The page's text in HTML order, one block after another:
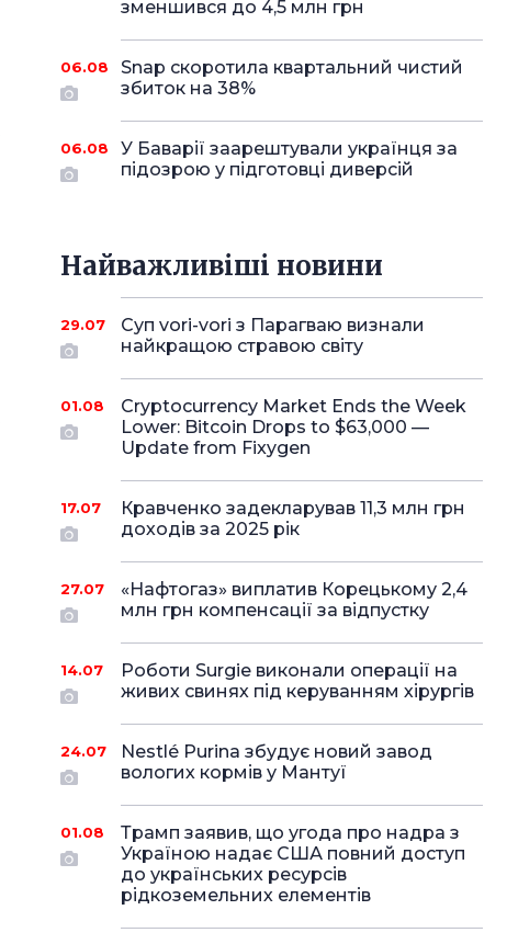
зменшився до 4,5 млн грн
06.08
Snap скоротила квартальний чистий
збиток на 38%
06.08
У Баварії заарештували українця за
підозрою у підготовці диверсій
Найважливіші новини
29.07
Суп vori-vori з Парагваю визнали
найкращою стравою світу
01.08
Cryptocurrency Market Ends the Week
Lower: Bitcoin Drops to $63,000 —
Update from Fixygen
17.07
Кравченко задекларував 11,3 млн грн
доходів за 2025 рік
27.07
«Нафтогаз» виплатив Корецькому 2,4
млн грн компенсації за відпустку
14.07
Роботи Surgie виконали операції на
живих свинях під керуванням хірургів
24.07
Nestlé Purina збудує новий завод
вологих кормів у Мантуї
01.08
Трамп заявив, що угода про надра з
Україною надає США повний доступ
до українських ресурсів
рідкоземельних елементів